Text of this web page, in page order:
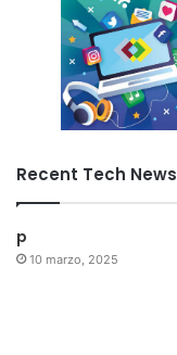
Recent Tech News
p
10 marzo, 2025